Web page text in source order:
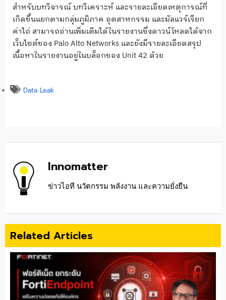
สำหรับบทวิจารณ์ บทวิเคราะห์ และรายละเอียดเหตุการณ์ที่
เกิดขึ้นแยกตามกลุ่มภูมิภาค อุตสาหกรรม และมัลแวร์เรียก
ค่าไถ่ สามารถอ่านเพิ่มเติมได้ในรายงานซึ่งดาวน์โหลดได้จาก
เว็บไซต์ของ Palo Alto Networks และยังมีรายละเอียดสรุป
เนื้อหาในรายงานอยู่ในบล็อกของ Unit 42 ด้วย
Data Leak
Innomatter
ข่าวไอที นวัตกรรม พลังงาน และความยั่งยืน
Related Articles